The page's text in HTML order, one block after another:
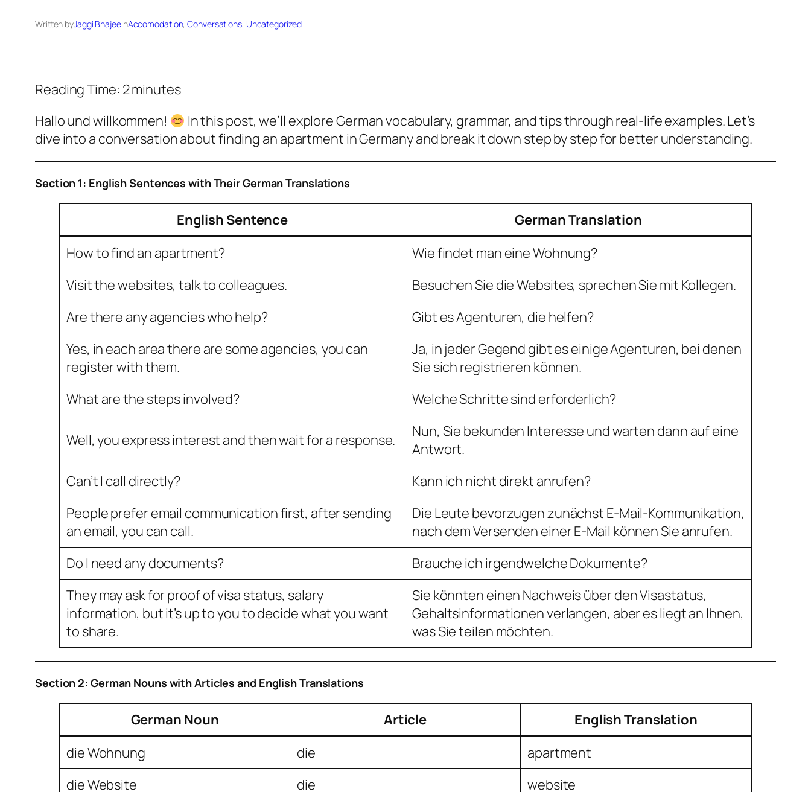
Written byJaggi BhajeeinAccomodation, Conversations, Uncategorized
Reading Time: 2minutes
Hallo und willkommen!
In this post, we’ll explore German vocabulary, grammar, and tips through real-life examples. Let’s
dive into a conversation about finding an apartment in Germany and break it down step by step for better understanding.
Section 1: English Sentences with Their German Translations
English Sentence
German Translation
How to find an apartment?
Wie findet man eine Wohnung?
Visit the websites, talk to colleagues.
Besuchen Sie die Websites, sprechen Sie mit Kollegen.
Are there any agencies who help?
Gibt es Agenturen, die helfen?
Yes, in each area there are some agencies, you can
register with them.
Ja, in jeder Gegend gibt es einige Agenturen, bei denen
Sie sich registrieren können.
What are the steps involved?
Welche Schritte sind erforderlich?
Well, you express interest and then wait for a response.
Nun, Sie bekunden Interesse und warten dann auf eine
Antwort.
Can’t I call directly?
Kann ich nicht direkt anrufen?
People prefer email communication first, after sending
an email, you can call.
Die Leute bevorzugen zunächst E-Mail-Kommunikation,
nach dem Versenden einer E-Mail können Sie anrufen.
Do I need any documents?
Brauche ich irgendwelche Dokumente?
They may ask for proof of visa status, salary
information, but it’s up to you to decide what you want
to share.
Sie könnten einen Nachweis über den Visastatus,
Gehaltsinformationen verlangen, aber es liegt an Ihnen,
was Sie teilen möchten.
Section 2: German Nouns with Articles and English Translations
German Noun Article
English Translation
die Wohnung
die
apartment
die Website
die
website